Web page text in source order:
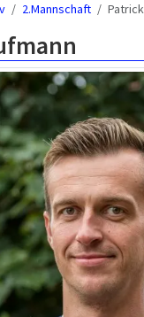
2.Mannschaft